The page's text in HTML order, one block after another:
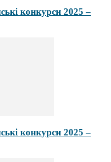
конкурси 2025 –
конкурси 2025 –